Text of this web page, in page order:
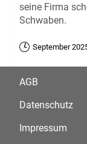
seine Firma
Schwaben.
September
AGB
Datenschutz
Impressum